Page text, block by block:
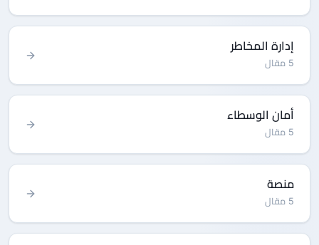
إدارة المخاطر
5 مقال
أمان الوسطاء
5 مقال
منصة
5 مقال